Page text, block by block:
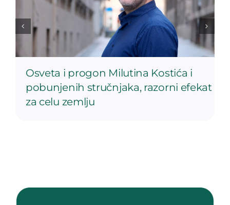
Osveta i progon Milutina Kostića i
pobunjenih stručnjaka, razorni efekat
za celu zemlju